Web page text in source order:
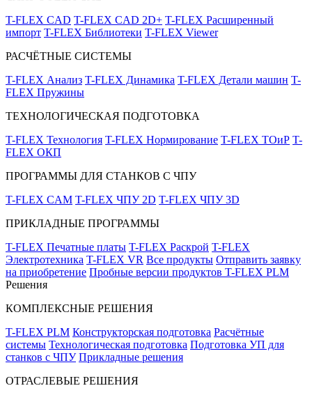
T-FLEX CAD T-FLEX CAD 2D+ T-FLEX Расширенный
импорт T-FLEX Библиотеки T-FLEX Viewer
РАСЧЁТНЫЕ СИСТЕМЫ
T-FLEX Анализ T-FLEX Динамика T-FLEX Детали машин T-
FLEX Пружины
ТЕХНОЛОГИЧЕСКАЯ ПОДГОТОВКА
T-FLEX Технология T-FLEX Нормирование T-FLEX ТОиР T-
FLEX ОКП
ПРОГРАММЫ ДЛЯ СТАНКОВ С ЧПУ
T-FLEX CAM T-FLEX ЧПУ 2D T-FLEX ЧПУ 3D
ПРИКЛАДНЫЕ ПРОГРАММЫ
T-FLEX Печатные платы T-FLEX Раскрой T-FLEX
Электротехника T-FLEX VR Все продукты Отправить заявку
на приобретение Пробные версии продуктов T-FLEX PLM
Решения
КОМПЛЕКСНЫЕ РЕШЕНИЯ
T-FLEX PLM Конструкторская подготовка Расчётные
системы Технологическая подготовка Подготовка УП для
станков с ЧПУ Прикладные решения
ОТРАСЛЕВЫЕ РЕШЕНИЯ